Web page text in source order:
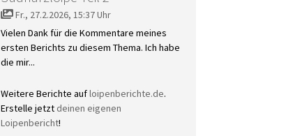
Fr., 27.2.2026, 15:37 Uhr
Vielen Dank für die Kommentare meines
ersten Berichts zu diesem Thema. Ich habe
die mir...
Weitere Berichte aufloipenberichte.de.
Erstelle jetzt deinen eigenen
Loipenbericht!